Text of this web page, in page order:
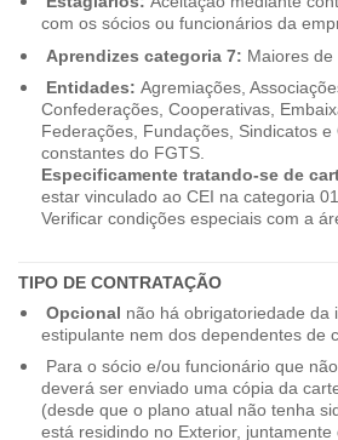
com os sócios ou funcionários da
Aprendizes categoria 7: Maiores
Entidades: Agremiações,
Confederações, Cooperativas,
Federações, Fundações, Sindicatos
constantes do FGTS.
Especificamente tratando-se de
estar vinculado ao CEI na categoria
Verificar condições especiais com a
TIPO DE CONTRATAÇÃO
Opcional não há obrigatoriedade da
estipulante nem dos dependentes de
Para o sócio e/ou funcionário que
deverá ser enviado uma cópia da
(desde que o plano atual não tenha
está residindo no Exterior,